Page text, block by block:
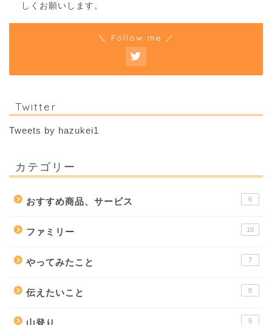
しくお願いします。
＼ Follow me ／
Twitter
Tweets by hazukei1
カテゴリー
おすすめ商品、サービス 6
ファミリー 10
やってみたこと 7
伝えたいこと 8
山登り 5